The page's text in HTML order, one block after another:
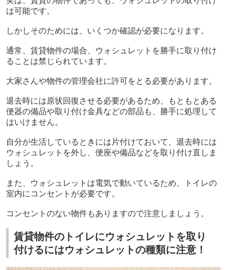
は可能です。
しかしそのためには、いくつか確認が必要になります。
通常、賃貸物件の場合、ウォシュレットを勝手に取り付け
ることは禁じられています。
大家さんや物件の管理会社に許可をとる必要があります。
退去時には原状回復させる必要があるため、もともとある
便器の備品や取り付け金具などの部品も、勝手に処理して
はいけません。
自分が生活しているときには片付けておいて、退去時には
ウォシュレットを外し、便座や備品などを取り付け直しま
しょう。
また、ウォシュレットは電気で動いているため、トイレの
室内にコンセントが必要です。
コンセントのない物件もありますので注意しましょう。
賃貸物件のトイレにウォシュレットを取り
付けるにはウォシュレットの種類に注意！